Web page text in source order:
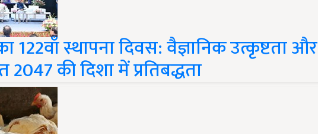
122वाँ स्थापना दिवस: वैज्ञानिक उत्कृष्टता और
की दिशा में प्रतिबद्धता